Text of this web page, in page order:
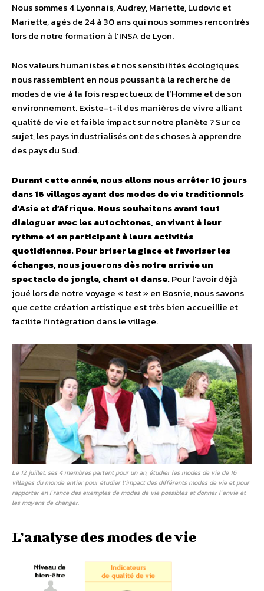
Nous sommes 4 Lyonnais, Audrey, Mariette, Ludovic et
Mariette, agés de 24 à 30 ans qui nous sommes rencontrés
lors de notre formation à l’INSA de Lyon.
Nos valeurs humanistes et nos sensibilités écologiques
nous rassemblent en nous poussant à la recherche de
modes de vie à la fois respectueux de l’Homme et de son
environnement. Existe-t-il des manières de vivre alliant
qualité de vie et faible impact sur notre planète ? Sur ce
sujet, les pays industrialisés ont des choses à apprendre
des pays du Sud.
Durant cette année, nous allons nous arrêter 10 jours
dans 16 villages ayant des modes de vie traditionnels
d’Asie et d’Afrique. Nous souhaitons avant tout
dialoguer avec les autochtones, en vivant à leur
rythme et en participant à leurs activités
quotidiennes. Pour briser la glace et favoriser les
échanges, nous jouerons dès notre arrivée un
spectacle de jongle, chant et danse.Pour l’avoir déjà
joué lors de notre voyage « test » en Bosnie, nous savons
que cette création artistique est très bien accueillie et
facilite l’intégration dans le village.
Le 12 juillet, ses 4 membres partent pour un an, étudier les modes de vie de 16
villages du monde entier pour étudier l’impact des différents modes de vie et pour
rapporter en France des exemples de modes de vie possibles et donner l’envie et
les moyens de changer.
L’analyse des modes de vie